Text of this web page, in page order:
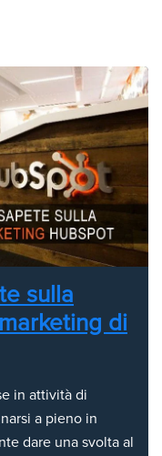
sulla
di
in attività di
a pieno in
dare una svolta al